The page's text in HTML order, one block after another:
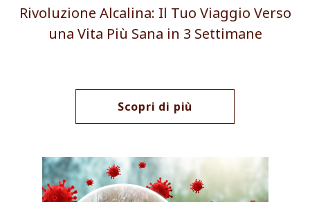
Rivoluzione Alcalina: Il Tuo Viaggio Verso
una Vita Più Sana in 3 Settimane
Scopri di più